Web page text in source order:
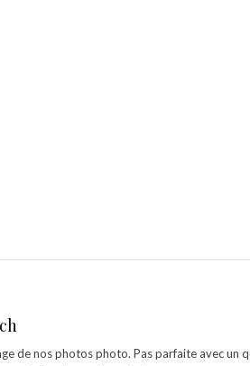
de nos photos photo. Pas parfaite avec un